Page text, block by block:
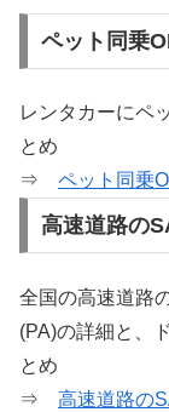
ペット同乗
レンタカーにペ
とめ
⇒ ペット同乗
高速道路の
全国の高速道路
(PA)の詳細と、
とめ
⇒ 高速道路の